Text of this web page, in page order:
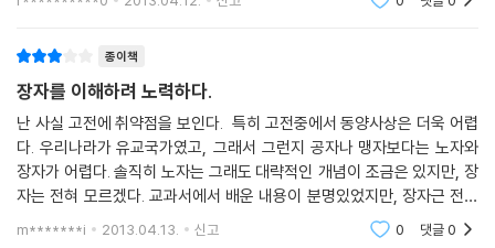
종이책
장자를 이해하려 노력하다.
난 사실 고전에 취약점을 보인다. 특히 고전중에서 동양사상은 더욱 어렵
다. 우리나라가 유교국가였고, 그래서 그런지 공자나 맹자보다는 노자와
장자가 어렵다. 솔직히 노자는 그래도 대략적인 개념이 조금은 있지만, 장
자는 전혀 모르겠다. 교과서에서 배운 내용이 분명있었지만, 장자근 전혀
기억이 없다. 이런 내가 "장자 읽기"에 도전한 것이다. 무참히 깨질지도 모
m*******i 2013.04.13. 신고 0 댓글0